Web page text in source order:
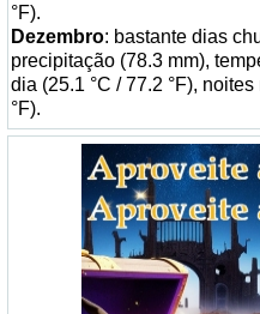
°F).
Dezembro: bastante dias
precipitação (78.3 mm),
dia (25.1 °C / 77.2 °F),
°F).